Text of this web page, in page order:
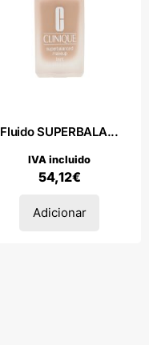
Fluido SUPERBALA...
54,12€
IVA incluido
Adicionar